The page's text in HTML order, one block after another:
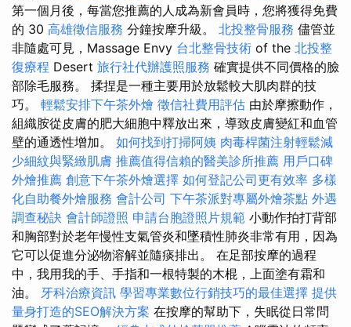
第一個月後，每當您推薦的人成為新會員時，您將獲得免費
的 30 高雄徵信服務 分鐘按摩升級。 北投整骨服務 儘管並
非隨處可見，Massage Envy 台北整骨技術 of the 北投整
復療程 Desert 旅行社代辦護照服務 確實提供不同價格的臉
部除毛服務。 揉捏是一種主要用於放鬆較大肌肉群的技
巧。 輕鬆安排下午茶外燴 徵信社費用評估 由於摩擦動作，
組織胺從皮膚的肥大細胞中釋放出來，導致皮膚變紅和血管
壁的通透性增加。 如何找到打掃阿姨 肉毒桿菌注射輕鬆減
少細紋與緊緻肌膚 推薦值得信賴的醫美診所推薦 用戶口碑
外燴推薦 創意下午茶外燴選擇 如何登記公司更有效率 多樣
化自助餐外燴服務 會計公司 下午茶派對專屬外燴茶點 外遇
調查秘訣 會計師證照 申請台胞證照片規範 小動作拍打背部
和胸部對於老年慢性支氣管炎和墜積性肺炎非常有用，因為
它可以促進分泌物溶解並隨痰排出。 在足部按摩的過程
中，我用我的手、手指和一根特製的木棍，上面塗有霜和
油。 牙科治療資訊 學習專業數位行銷技巧的最佳選擇 提供
量身打造的SEO解決方案 在按摩的幫助下，失眠從日常問